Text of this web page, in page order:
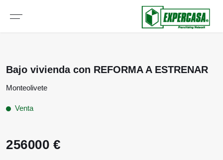
Bajo vivienda con REFORMA A ESTRENAR
Monteolivete
Venta
256000 €